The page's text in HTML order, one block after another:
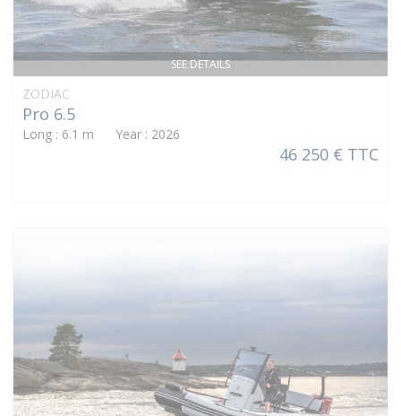
SEE DETAILS
ZODIAC
Pro 6.5
Long : 6.1 m Year : 2026
46 250 € TTC